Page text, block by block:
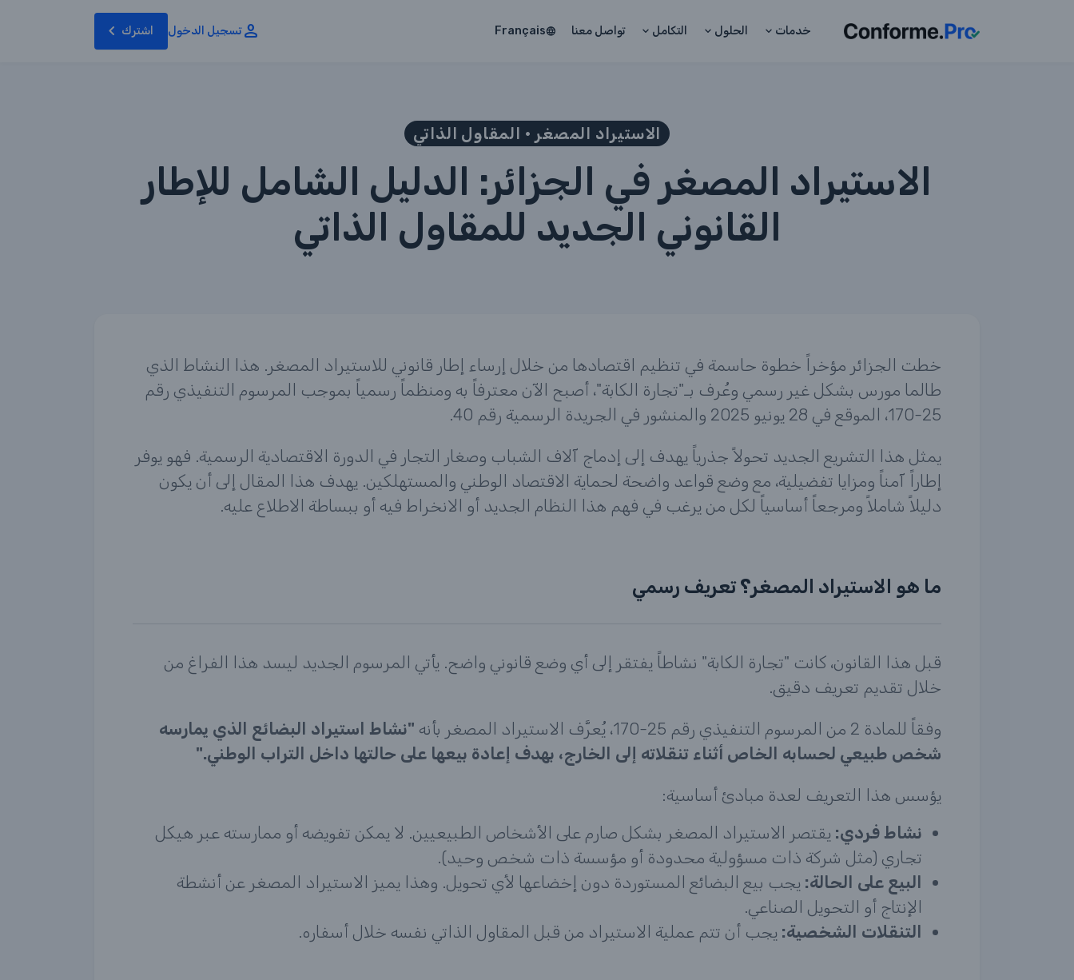
خدمات الحلول التكامل تواصل معنا Français تسجيل الدخول اشترك
الاستيراد المصغر • المقاول الذاتي
الاستيراد المصغر في الجزائر: الدليل الشامل للإطار
القانوني الجديد للمقاول الذاتي
خطت الجزائر مؤخراً خطوة حاسمة في تنظيم اقتصادها من خلال إرساء إطار قانوني للاستيراد المصغر. هذا النشاط الذي
طالما مورس بشكل غير رسمي وعُرف بـ"تجارة الكابة"، أصبح الآن معترفاً به ومنظماً رسمياً بموجب المرسوم التنفيذي رقم
25-170، الموقع في 28 يونيو 2025 والمنشور في الجريدة الرسمية رقم 40.
يمثل هذا التشريع الجديد تحولاً جذرياً يهدف إلى إدماج آلاف الشباب وصغار التجار في الدورة الاقتصادية الرسمية. فهو يوفر
إطاراً آمناً ومزايا تفضيلية، مع وضع قواعد واضحة لحماية الاقتصاد الوطني والمستهلكين. يهدف هذا المقال إلى أن يكون
دليلاً شاملاً ومرجعاً أساسياً لكل من يرغب في فهم هذا النظام الجديد أو الانخراط فيه أو ببساطة الاطلاع عليه.
ما هو الاستيراد المصغر؟ تعريف رسمي
قبل هذا القانون، كانت "تجارة الكابة" نشاطاً يفتقر إلى أي وضع قانوني واضح. يأتي المرسوم الجديد ليسد هذا الفراغ من
خلال تقديم تعريف دقيق.
وفقاً للمادة 2 من المرسوم التنفيذي رقم 25-170، يُعرَّف الاستيراد المصغر بأنه
"نشاط استيراد البضائع الذي يمارسه
شخص طبيعي لحسابه الخاص أثناء تنقلاته إلى الخارج، بهدف إعادة بيعها على حالتها داخل التراب الوطني."
يؤسس هذا التعريف لعدة مبادئ أساسية:
نشاط فردي: يقتصر الاستيراد المصغر بشكل صارم على الأشخاص الطبيعيين. لا يمكن تفويضه أو ممارسته عبر هيكل
تجاري (مثل شركة ذات مسؤولية محدودة أو مؤسسة ذات شخص وحيد).
البيع على الحالة: يجب بيع البضائع المستوردة دون إخضاعها لأي تحويل. وهذا يميز الاستيراد المصغر عن أنشطة
الإنتاج أو التحويل الصناعي.
التنقلات الشخصية: يجب أن تتم عملية الاستيراد من قبل المقاول الذاتي نفسه خلال أسفاره.